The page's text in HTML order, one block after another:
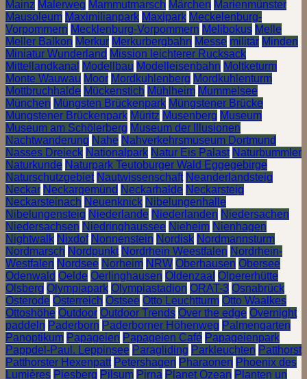
Mainz Malerweg Mammutmarsch Märchen Marienmünster
Mausoleum Maximilianpark Maxipark Meckelenburg-
Vorpommern Mecklenburg-Vorpommern Melibokus Melle
Meller Balkon Merkur Merkurbergbahn Messe militär Minden
Miniatur Wunderland Mission leichterer Rucksack
Mittellandkanal
Modellbau Modelleisenbahn Moltketurm
Monte Wauwau Moor Mordkuhlenberg Mordkuhlenturm
Mottbruchhalde Mückenstich Mühlheim Mummelsee
München Müngsten Brückenpark Müngstener Brücke
Müngstener Brückenpark Müritz Musenberg Museum
Museum am Schölerberg Museum der Illusionen
Nachtwanderung Nahe Nahverkehrsmuseum Dortmund
Nasses Dreieck Nationalpark Natur Eis Palast Naturbummler
Naturkunde Naturpark Teutoburger Wald Eggegebirge
Naturschutzgebiet Nautwissenschaft Neanderlandsteig
Neckar Neckargemünd Neckarhalde Neckarsteig
Neckarsteinach Neuenknick Nibelungenhalle
Nibelungensteig Niederlande Niederlanden Niedersachen
Niedersachsen Niedringhaussee Nieheim Nienhagen
Nightwalk Nixdof Nonnenstein Nordisk Nordmannsturm
Nordmarsch Nordpunkt Nordrhein Weestfalen Nordrhein-
Westfalen Nordsee Norheim NRW Oberhausen Obersee
Odenwald Oelde Oerlinghausen Oldenzaal Olpererhütte
Olsberg Olympiapark Olympiastadion ORAT-3 Osnabrück
Osterode Österreich Ostsee Otto Leuchtturm Otto Waalkes
Ottoshöhe Outdoor Outdoor Trends Over the edge Overnight
paddeln Paderborn Paderborner Höhenweg Palmengarten
Panoptikum Papageien Papageien Café Papageienpark
Pappdel-Paul. Leppinsee Paragliding Parkleuchten Patthorst
Patthorster Hexenpatt Petershagen Pharaonen Phoenix des
Lumières Piesberg Pilsum Pirna Planet Ozean Planten un